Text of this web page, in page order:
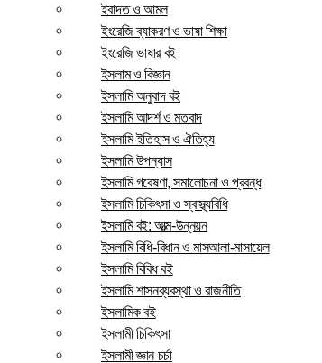
ইবাদত ও আমল
ইংরেজি ব্যাকরণ ও ভাষা শিক্ষা
ইংরেজি ভাষার বই
ইসলাম ও বিজ্ঞান
ইসলামি অনুবাদ বই
ইসলামি আদর্শ ও মতবাদ
ইসলামি ইতিহাস ও ঐতিহ্য
ইসলামি উপন্যাস
ইসলামি গবেষণা, সমালোচনা ও প্রবন্ধ
ইসলামি চিকিৎসা ও স্বাস্থ্যবিধি
ইসলামি বই: আত্ম-উন্নয়ন
ইসলামি বিধি-বিধান ও মাসআলা-মাসায়েল
ইসলামি বিবিধ বই
ইসলামি শাসনব্যবস্থা ও রাজনীতি
ইসলামিক বই
ইসলামী চিকিৎসা
ইসলামী জ্ঞান চর্চা